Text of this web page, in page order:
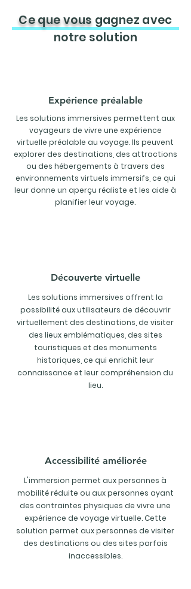
Ce que vous gagnez avec
notre solution
Expérience préalable
Les solutions immersives permettent aux
voyageurs de vivre une expérience
virtuelle préalable au voyage. Ils peuvent
explorer des destinations, des attractions
ou des hébergements à travers des
environnements virtuels immersifs, ce qui
leur donne un aperçu réaliste et les aide à
planifier leur voyage.
Découverte virtuelle
Les solutions immersives offrent la
possibilité aux utilisateurs de découvrir
virtuellement des destinations, de visiter
des lieux emblématiques, des sites
touristiques et des monuments
historiques, ce qui enrichit leur
connaissance et leur compréhension du
lieu.
Accessibilité améliorée
L'immersion permet aux personnes à
mobilité réduite ou aux personnes ayant
des contraintes physiques de vivre une
expérience de voyage virtuelle. Cette
solution permet aux personnes de visiter
des destinations ou des sites parfois
inaccessibles.